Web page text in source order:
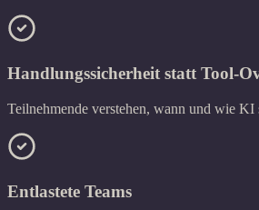
Handlungssicherheit statt Tool-
Teilnehmende verstehen, wann und wie
Entlastete Teams